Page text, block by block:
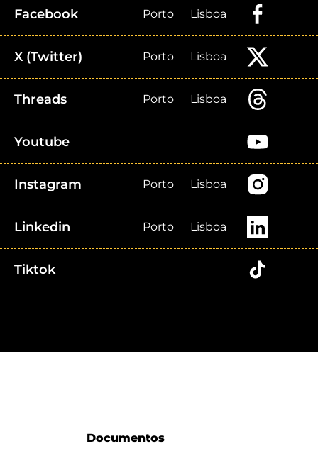
Facebook Porto Lisboa
X (Twitter) Porto Lisboa
Threads Porto Lisboa
Youtube
Instagram Porto Lisboa
Linkedin Porto Lisboa
Tiktok
Documentos